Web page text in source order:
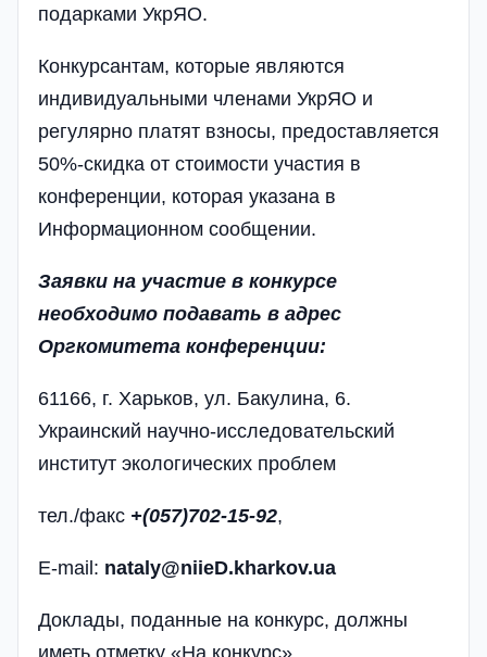
подарками УкрЯО.
Конкурсантам, которые являются
индивидуальными членами УкрЯО и
регулярно платят взносы, предоставляется
50%-скидка от стоимости участия в
конференции, которая указана в
Информационном сообщении.
Заявки на участие в конкурсе
необходимо подавать в адрес
Оргкомитета конференции:
61166, г. Харьков, ул. Бакулина, 6.
Украинский научно-исследовательский
институт экологических проблем
тел./факс +(057)702-15-92,
E-mail: nataly@niieD.kharkov.ua
Доклады, поданные на конкурс, должны